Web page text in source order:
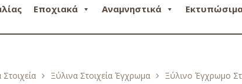
Εποχιακά Αναμνηστικά
Ξύλινα Στοιχεία Έγχρωμα Ξύλινο Έγχρωμο